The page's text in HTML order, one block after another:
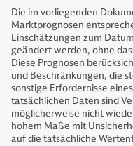
Die im vorliegenden
Marktprognosen
Einschätzungen zum
geändert werden, ohne
Diese Prognosen
und Beschränkungen, die
sonstige Erfordernisse
tatsächlichen Daten sind
möglicherweise nicht
hohem Maße mit
auf die tatsächliche